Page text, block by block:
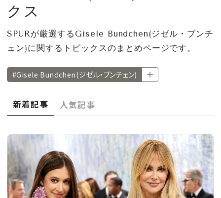
CULTURE
CELEBRITY
COLLECTION
WEDDING
FORTUNE
SDGs
MAGAZINE
クス
SPURが厳選するGisele Bundchen(ジゼル・ブンチ
ェン)に関するトピックスのまとめページです。
#Gisele Bundchen(ジゼル・ブンチェン)
新着記事 人気記事